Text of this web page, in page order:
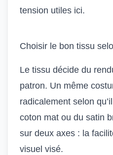
tension utiles ici.
Choisir le bon tissu
Le tissu décide du
patron. Un même
radicalement selon
coton mat ou du satin
sur deux axes : la
visuel visé.